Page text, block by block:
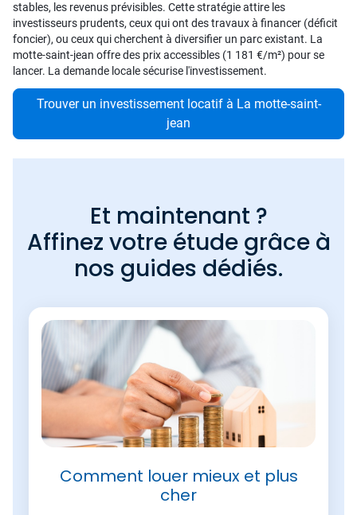
stables, les revenus prévisibles. Cette stratégie attire les
investisseurs prudents, ceux qui ont des travaux à financer (déficit
foncier), ou ceux qui cherchent à diversifier un parc existant. La
motte-saint-jean offre des prix accessibles (1 181 €/m²) pour se
lancer. La demande locale sécurise l'investissement.
Trouver un investissement locatif à La motte-saint-
jean
Et maintenant ?
Affinez votre étude grâce à
nos guides dédiés.
Comment louer mieux et plus
cher